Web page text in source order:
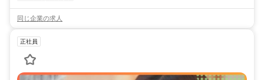
同じ企業の求人
正社員